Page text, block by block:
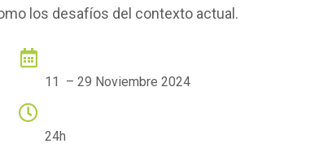
los desafíos del contexto actual.
11 – 29 Noviembre 2024
24h